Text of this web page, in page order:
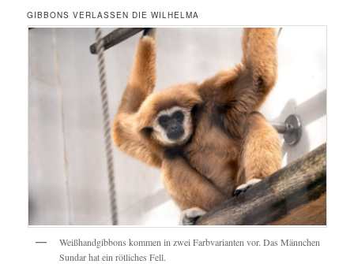
GIBBONS VERLASSEN DIE WILHELMA
Weißhandgibbons kommen in zwei Farbvarianten vor. Das Männchen
Sundar hat ein rötliches Fell.